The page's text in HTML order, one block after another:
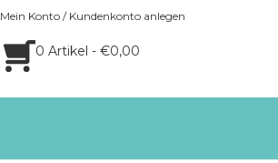
Mein Konto / Kundenkonto anlegen
0 Artikel - €0,00